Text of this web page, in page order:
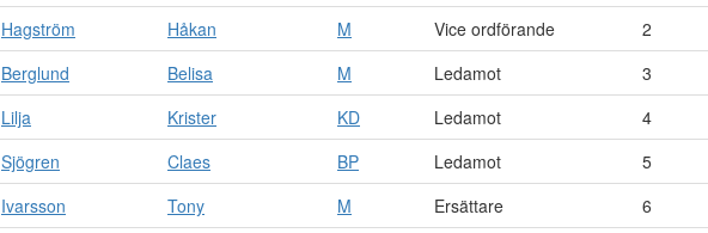
Hagström
Håkan M Vice ordförande
2
Berglund
Belisa M Ledamot
3
Lilja
Krister KD Ledamot
4
Sjögren
Claes BP Ledamot
5
Ivarsson
Tony M Ersättare
6